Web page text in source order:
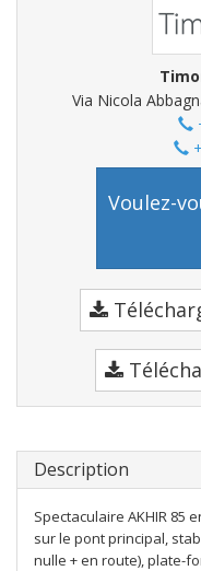
Via Nicola
Voulez-
Description
Spectaculaire AKHIR 85
sur le pont principal,
nulle + en route), plate-